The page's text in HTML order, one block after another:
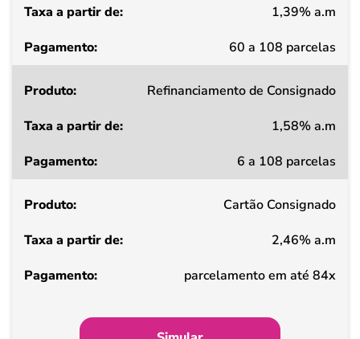
Pagamento
1,39% a.m
60 a 108 parcelas
Refinanciamento de Consignado
1,58% a.m
6 a 108 parcelas
Cartão Consignado
2,46% a.m
parcelamento em até 84x